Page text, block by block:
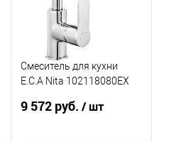
Смеситель для кухни
E.C.A Nita 102118080EX
9 572 руб. / шт